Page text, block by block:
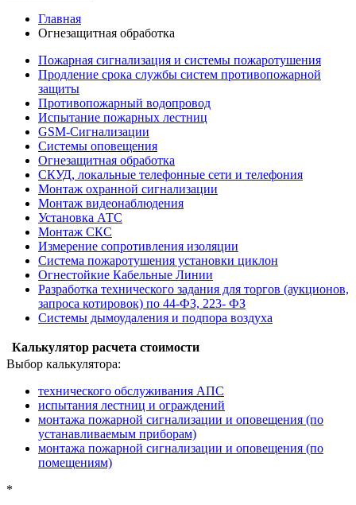
Главная
Огнезащитная обработка
Пожарная сигнализация и системы пожаротушения
Продление срока службы систем противопожарной
защиты
Противопожарный водопровод
Испытание пожарных лестниц
GSM-Сигнализации
Системы оповещения
Огнезащитная обработка
СКУД, локальные телефонные сети и телефония
Монтаж охранной сигнализации
Монтаж видеонаблюдения
Установка АТС
Монтаж СКС
Измерение сопротивления изоляции
Система пожаротушения установки циклон
Огнестойкие Кабельные Линии
Разработка технического задания для торгов (аукционов,
запроса котировок) по 44-ФЗ, 223- ФЗ
Системы дымоудаления и подпора воздуха
Калькулятор расчета стоимости
Выбор калькулятора:
технического обслуживания АПС
испытания лестниц и ограждений
монтажа пожарной сигнализации и оповещения (по
устанавливаемым приборам)
монтажа пожарной сигнализации и оповещения (по
помещениям)
*